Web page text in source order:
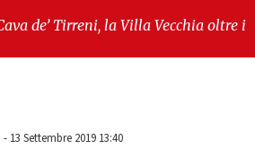
Tirreni, la Villa Vecchia oltre i
“Serve chiarezza!”"
- 13 Settembre 2019 13:40